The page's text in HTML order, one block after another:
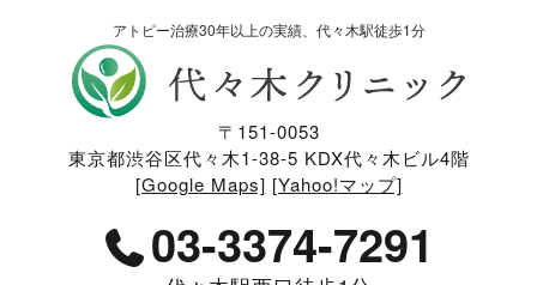
アトピー治療30年以上の実績、代々木駅徒歩1分
〒151-0053
東京都渋谷区代々木1-38-5 KDX代々木ビル4階
[Google Maps] [Yahoo!マップ]
03-3374-7291